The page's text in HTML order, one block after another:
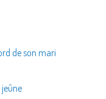
de son mari